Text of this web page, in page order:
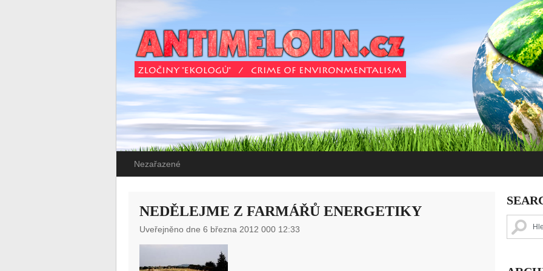
Nezařazené
NEDĚLEJME Z FARMÁŘŮ ENERGETIKY
Uveřejněno dne 6 března 2012 000 12:33